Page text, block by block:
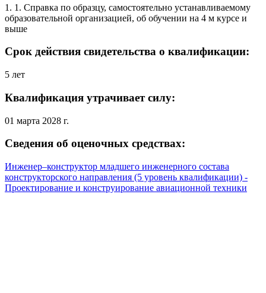
1. 1. Справка по образцу, самостоятельно устанавливаемому
образовательной организацией, об обучении на 4 м курсе и
выше
Срок действия свидетельства о квалификации:
5 лет
Квалификация утрачивает силу:
01 марта 2028 г.
Сведения об оценочных средствах:
Инженер–конструктор младшего инженерного состава
конструкторского направления (5 уровень квалификации) -
Проектирование и конструирование авиационной техники